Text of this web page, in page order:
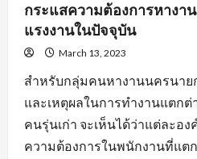
กระแสความต้องการหางา
แรงงานในปัจจุบัน
March 13, 2023
สำหรับกลุ่มคนหางานนครนา
และเหตุผลในการทำงานแตกต่
คนรุ่นเก่า จะเห็นได้ว่าแต่ละอ
ความต้องการในพนักงานที่แต